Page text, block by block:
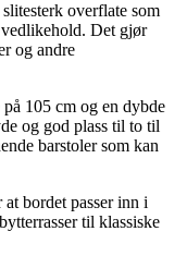
overflate som
Det gjør
og andre
105 cm og en dybde
og god plass til to til
barstoler som kan
bordet passer inn i
til klassiske